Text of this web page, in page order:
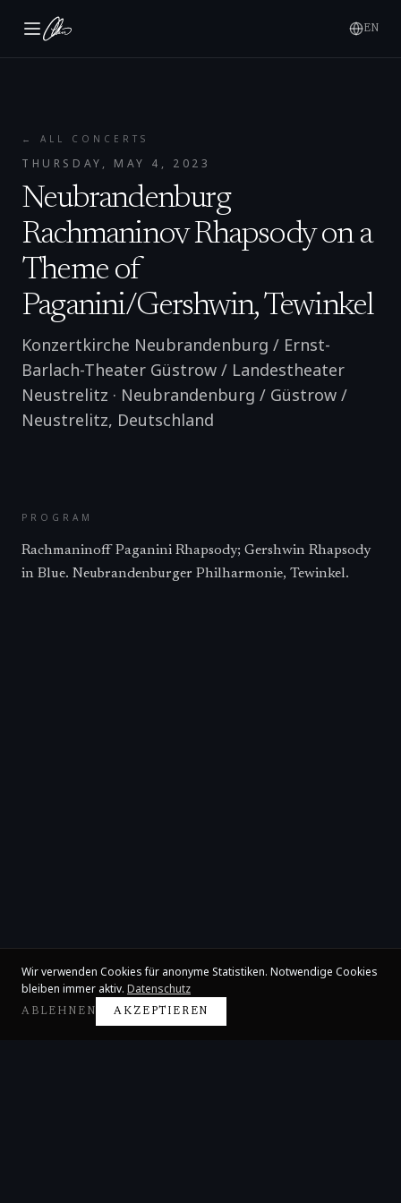
EN
← ALL CONCERTS
THURSDAY, MAY 4, 2023
Neubrandenburg
Rachmaninov Rhapsody on a
Theme of
Paganini/Gershwin, Tewinkel
Konzertkirche Neubrandenburg / Ernst-
Barlach-Theater Güstrow / Landestheater
Neustrelitz · Neubrandenburg / Güstrow /
Neustrelitz, Deutschland
PROGRAM
Rachmaninoff Paganini Rhapsody; Gershwin Rhapsody
in Blue. Neubrandenburger Philharmonie, Tewinkel.
Wir verwenden Cookies für anonyme Statistiken. Notwendige Cookies
bleiben immer aktiv. Datenschutz
ABLEHNEN AKZEPTIEREN